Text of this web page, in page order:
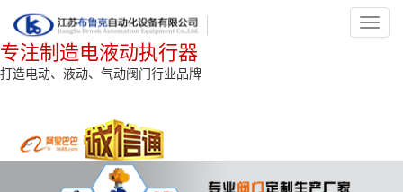
专注制造电液动执行器
打造电动、液动、气动阀门行业品牌